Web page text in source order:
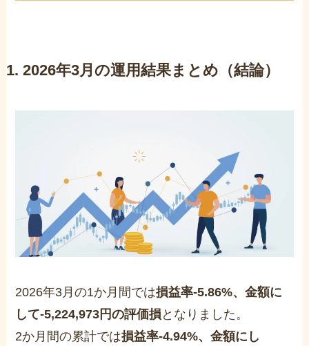
1. 2026年3月の運用結果まとめ（結論）
2026年3月の1か月間では損益率-5.86%、金額に
して-5,224,973円の評価損 となりました。
2か月間の累計では損益率-4.94%、金額にし